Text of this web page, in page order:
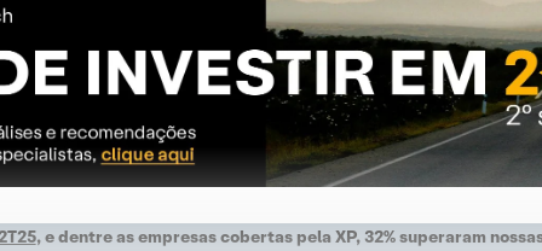
, e dentre as empresas cobertas pela XP, 32% superaram